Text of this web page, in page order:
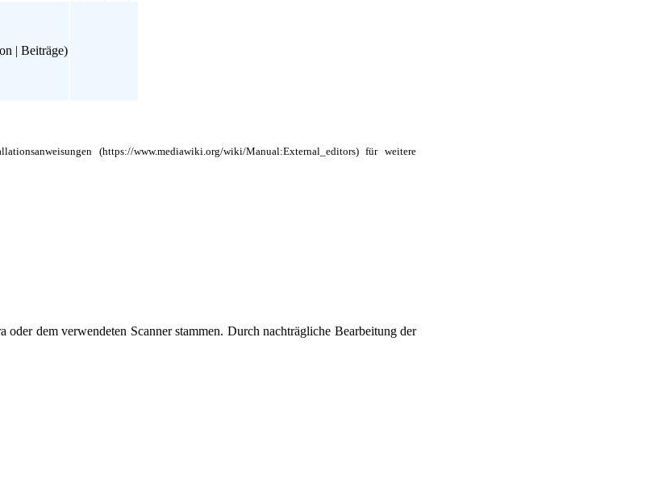
| Beiträge)
für weitere
dem verwendeten Scanner stammen. Durch nachträgliche Bearbeitung der